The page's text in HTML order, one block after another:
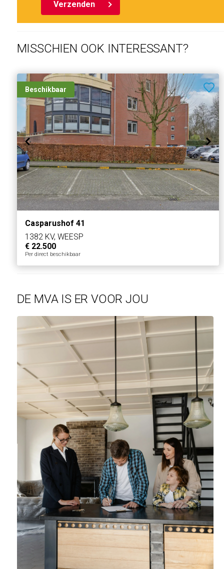
Verzenden
MISSCHIEN OOK INTERESSANT?
Beschikbaar
Casparushof 41
1382 KV, WEESP
€ 22.500
Per direct beschikbaar
DE MVA IS ER VOOR JOU